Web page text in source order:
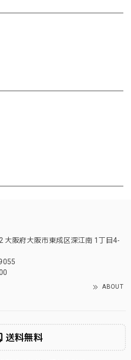
大阪府大阪市東成区深江南 1丁目4-
ABOUT
送料無料